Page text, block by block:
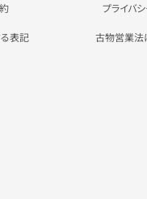
プライバ
表記 古物営業法